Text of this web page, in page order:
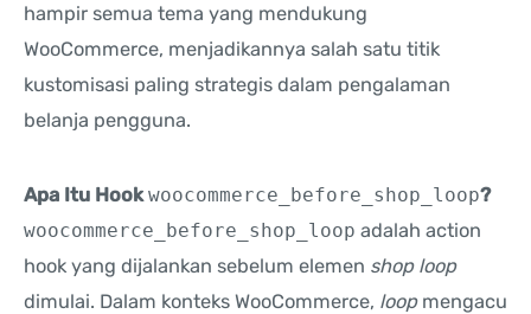
hampir semua tema yang mendukung
WooCommerce, menjadikannya salah satu titik
kustomisasi paling strategis dalam pengalaman
belanja pengguna.
Apa Itu Hookwoocommerce_before_shop_loop?
woocommerce_before_shop_loop adalah action
hook yang dijalankan sebelum elemen shop loop
dimulai. Dalam konteks WooCommerce, loopmengacu